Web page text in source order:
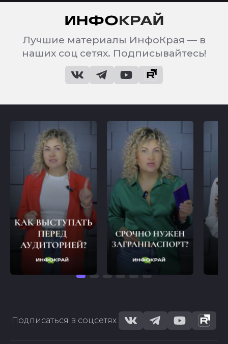
Лучшие материалы ИнфоКрая — в
наших соц сетях. Подписывайтесь!
Подписаться в соцсетях